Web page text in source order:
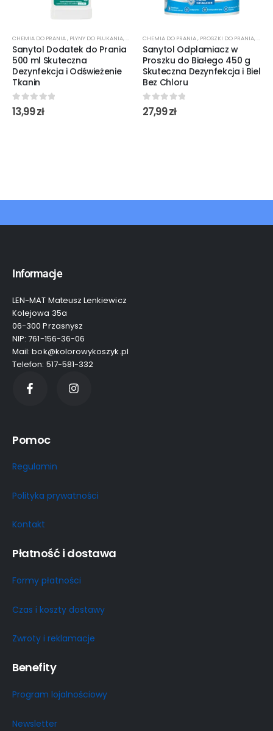
CHEMIA DO PRANIA, PŁYNY DO PŁUKANIA,ŚRODKI CZYSTOŚCI,ŚRODKI DO DEZYNFEKCJI
Sanytol Dodatek do Prania
500 ml Skuteczna
Dezynfekcja i Odświeżenie
Tkanin
0out of 5
13,99zł
CHEMIA DO PRANIA, PROSZKI DO PRANIA,ŻELE
Sanytol Odplamiacz w
Proszku do Białego 450 g
Skuteczna Dezynfekcja i Biel
Bez Chloru
0out of 5
27,99zł
Informacje
LEN-MAT Mateusz Lenkiewicz
Kolejowa 35a
06-300 Przasnysz
NIP: 761-156-36-06
Mail: bok@kolorowykoszyk.pl
Telefon: 517-581-332
Pomoc
Regulamin
Polityka prywatności
Kontakt
Płatność i dostawa
Formy płatności
Czas i koszty dostawy
Zwroty i reklamacje
Benefity
Program lojalnościowy
Newsletter